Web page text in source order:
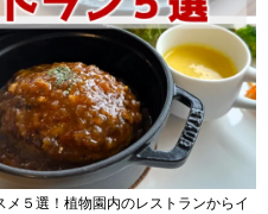
５選！植物園内のレストランからイ